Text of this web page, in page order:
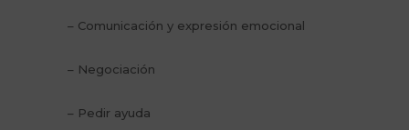
– Comunicación y expresión emocional
– Negociación
– Pedir ayuda